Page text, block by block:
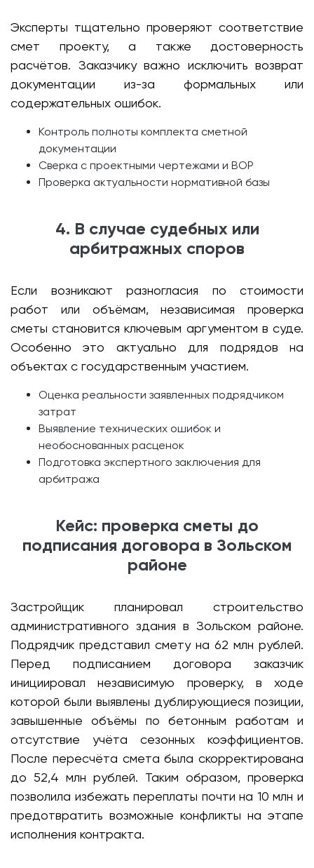
Эксперты тщательно проверяют соответствие
смет проекту, а также достоверность
расчётов. Заказчику важно исключить возврат
документации из-за формальных или
содержательных ошибок.
Контроль полноты комплекта сметной
документации
Сверка с проектными чертежами и ВОР
Проверка актуальности нормативной базы
4. В случае судебных или
арбитражных споров
Если возникают разногласия по стоимости
работ или объёмам, независимая проверка
сметы становится ключевым аргументом в суде.
Особенно это актуально для подрядов на
объектах с государственным участием.
Оценка реальности заявленных подрядчиком
затрат
Выявление технических ошибок и
необоснованных расценок
Подготовка экспертного заключения для
арбитража
Кейс: проверка сметы до
подписания договора в Зольском
районе
Застройщик планировал строительство
административного здания в Зольском районе.
Подрядчик представил смету на 62 млн рублей.
Перед подписанием договора заказчик
инициировал независимую проверку, в ходе
которой были выявлены дублирующиеся позиции,
завышенные объёмы по бетонным работам и
отсутствие учёта сезонных коэффициентов.
После пересчёта смета была скорректирована
до 52,4 млн рублей. Таким образом, проверка
позволила избежать переплаты почти на 10 млн и
предотвратить возможные конфликты на этапе
исполнения контракта.